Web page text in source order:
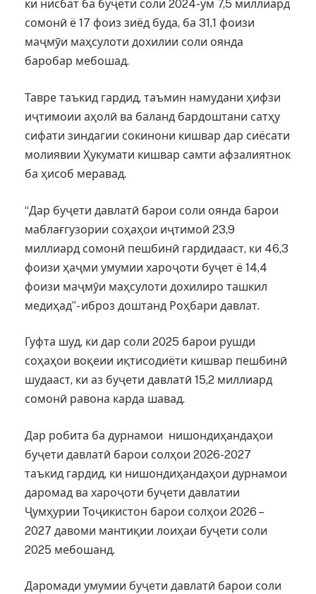
ки нисбат ба буҷети соли 2024-ум 7,5 миллиард
сомонӣ ё 17 фоиз зиёд буда, ба 31,1 фоизи
маҷмӯи маҳсулоти дохилии соли оянда
баробар мебошад.
Тавре таъкид гардид, таъмин намудани ҳифзи
иҷтимоии аҳолӣ ва баланд бардоштани сатҳу
сифати зиндагии сокинони кишвар дар сиёсати
молиявии Ҳукумати кишвар самти афзалиятнок
ба ҳисоб меравад.
“Дар буҷети давлатӣ барои соли оянда барои
маблағгузории соҳаҳои иҷтимоӣ 23,9
миллиард сомонӣ пешбинӣ гардидааст, ки 46,3
фоизи ҳаҷми умумии хароҷоти буҷет ё 14,4
фоизи маҷмӯи маҳсулоти дохилиро ташкил
медиҳад”- иброз доштанд Роҳбари давлат.
Гуфта шуд, ки дар соли 2025 барои рушди
соҳаҳои воқеии иқтисодиёти кишвар пешбинӣ
шудааст, ки аз буҷети давлатӣ 15,2 миллиард
сомонӣ равона карда шавад.
Дар робита ба дурнамои нишондиҳандаҳои
буҷети давлатӣ барои солҳои 2026-2027
таъкид гардид, ки нишондиҳандаҳои дурнамои
даромад ва хароҷоти буҷети давлатии
Ҷумҳурии Тоҷикистон барои солҳои 2026 –
2027 давоми мантиқии лоиҳаи буҷети соли
2025 мебошанд.
Даромади умумии буҷети давлатӣ барои соли